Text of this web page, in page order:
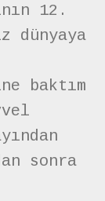
12.
dünyaya
baktım
sonra